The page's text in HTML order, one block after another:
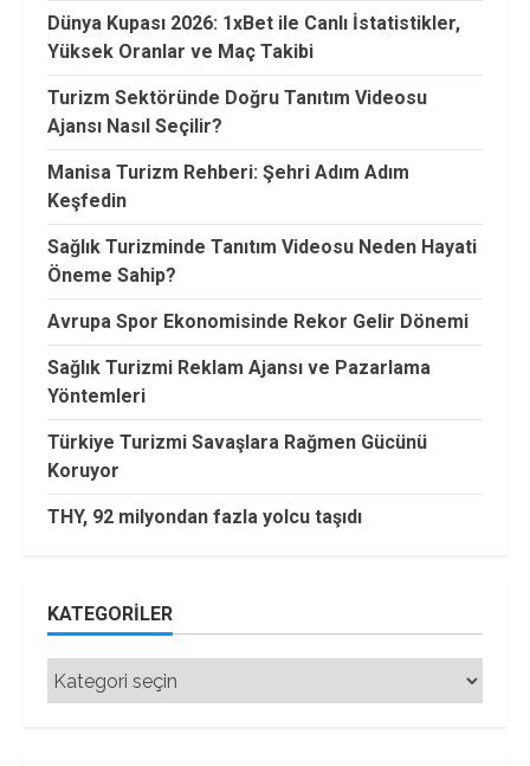
Dünya Kupası 2026: 1xBet ile Canlı İstatistikler,
Yüksek Oranlar ve Maç Takibi
Turizm Sektöründe Doğru Tanıtım Videosu
Ajansı Nasıl Seçilir?
Manisa Turizm Rehberi: Şehri Adım Adım
Keşfedin
Sağlık Turizminde Tanıtım Videosu Neden Hayati
Öneme Sahip?
Avrupa Spor Ekonomisinde Rekor Gelir Dönemi
Sağlık Turizmi Reklam Ajansı ve Pazarlama
Yöntemleri
Türkiye Turizmi Savaşlara Rağmen Gücünü
Koruyor
THY, 92 milyondan fazla yolcu taşıdı
KATEGORILER
Kategoriler